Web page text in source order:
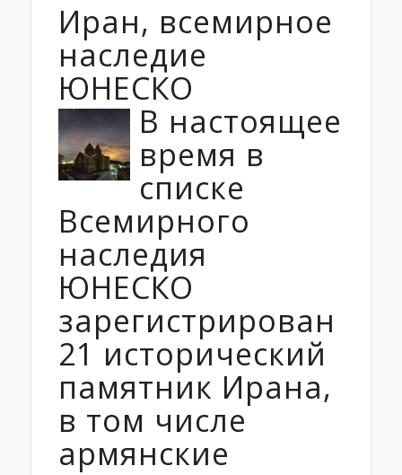
Иран, всемирное
наследие
ЮНЕСКО
В настоящее
время в
списке
Всемирного
наследия
ЮНЕСКО
зарегистрирован
21 исторический
памятник Ирана,
в том числе
армянские